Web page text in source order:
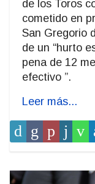
de los Toros
cometido en
San Gregorio
de un “hurto
pena de 12
efectivo ”.
Leer más...